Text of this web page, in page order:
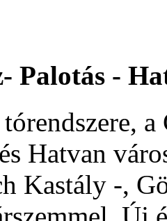
Palotás -
Hatvan
Kastály -,